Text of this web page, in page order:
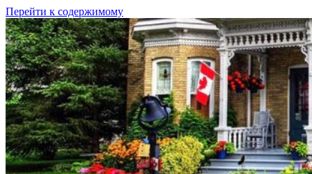
Перейти к содержимому